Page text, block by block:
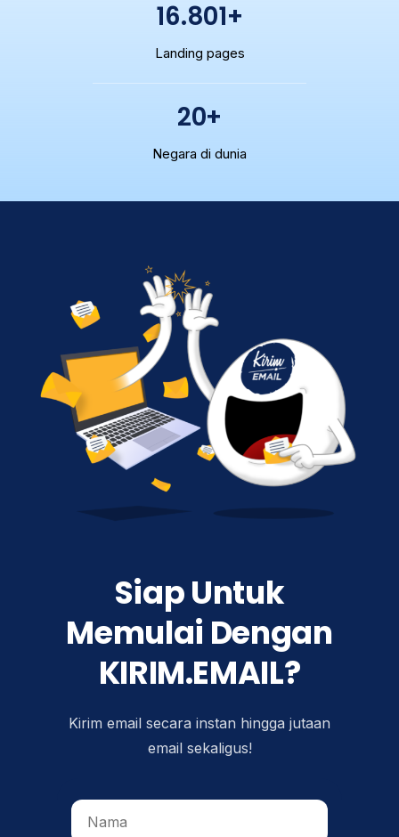
16.801+
Landing pages
20+
Negara di dunia
Siap Untuk
Memulai Dengan
KIRIM.EMAIL?
Kirim email secara instan hingga jutaan
email sekaligus!